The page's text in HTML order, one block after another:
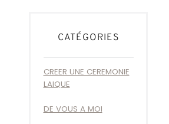
CATÉGORIES
CREER UNE CEREMONIE
LAIQUE
DE VOUS A MOI